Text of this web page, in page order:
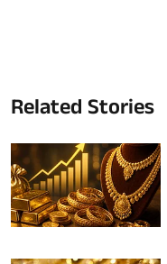
Related Stories